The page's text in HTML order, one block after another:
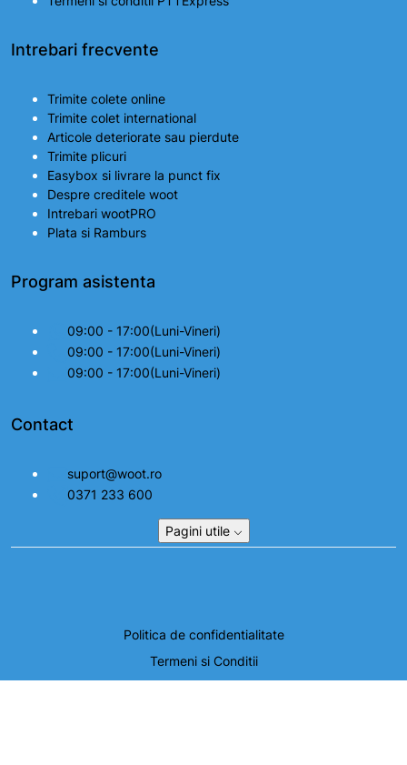
Intrebari frecvente
Trimite colete online
Trimite colet international
Articole deteriorate sau pierdute
Trimite plicuri
Easybox si livrare la punct fix
Despre creditele woot
Intrebari wootPRO
Plata si Ramburs
Program asistenta
09:00 - 17:00(Luni-Vineri)
09:00 - 17:00(Luni-Vineri)
09:00 - 17:00(Luni-Vineri)
Contact
suport@woot.ro
0371 233 600
Pagini utile
Politica de confidentialitate
Termeni si Conditii